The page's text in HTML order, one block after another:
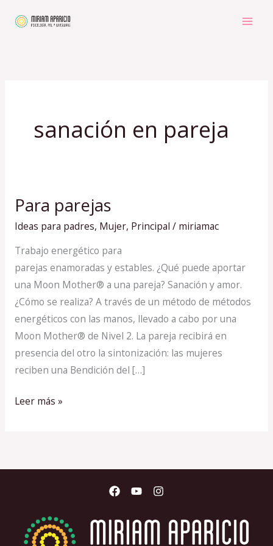
sanación en pareja
Para parejas
Ideas para padres, Mujer, Principal / miriamac
Trabajo energético para
parejas enamoradas y estables. ¿Qué puede aportar
una Moon Mother® a una pareja? Sanación y amor.
¿Cómo se realiza? A través de un método de métodos
energéticos con las manos, llevado a cabo por una
Moon Mother® de Nivel 2. La pareja recibirá en
presencia del otro la sintonización: las mujeres
reciben una Bendición del […]
Para
parejas
Leer más »